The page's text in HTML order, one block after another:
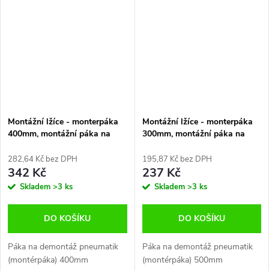
Montážní lžíce - monterpáka
400mm, montážní páka na
282,64 Kč bez DPH
342 Kč
Skladem >3 ks
DO KOŠÍKU
Páka na demontáž pneumatik
(montérpáka) 400mm
Montážní lžíce - monterpáka
300mm, montážní páka na
195,87 Kč bez DPH
237 Kč
Skladem >3 ks
DO KOŠÍKU
Páka na demontáž pneumatik
(montérpáka) 500mm